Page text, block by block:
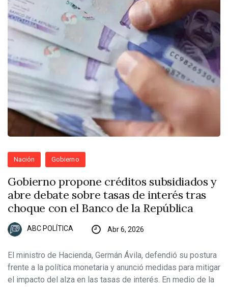
Nación Gobierno
Gobierno propone créditos subsidiados y
abre debate sobre tasas de interés tras
choque con el Banco de la República
ABC POLÍTICA Abr 6, 2026
El ministro de Hacienda, Germán Ávila, defendió su postura
frente a la política monetaria y anunció medidas para mitigar
el impacto del alza en las tasas de interés. En medio de la